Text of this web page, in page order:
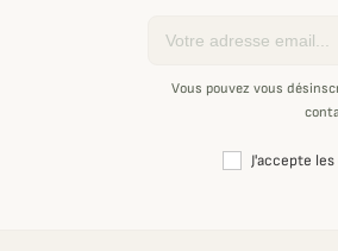
Vous pouvez vous
J'accepte